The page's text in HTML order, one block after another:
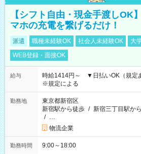
【シフト自由・現金手渡しOK
マホの充電を繋げるだけ！
派遣 職種未経験OK 社会人未経験OK 大
WEB登録・面接OK
給与
時給1414円～ ▼日払いOK（規
※規定による
勤務地
東京都新宿区
新宿駅から徒歩 / 新宿三丁目駅か
/ …
物流企業
勤務時間 9:00～18:00